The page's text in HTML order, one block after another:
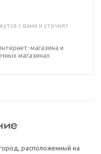
с вами и уточнят
магазина и
магазинах
расположенный на